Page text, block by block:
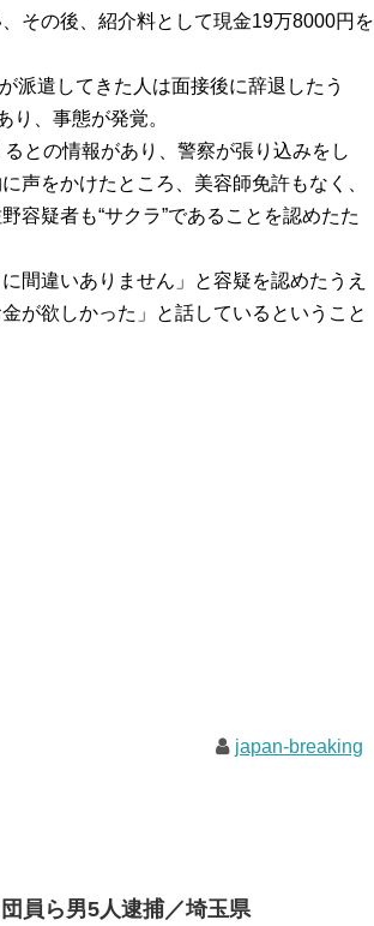
その後、紹介料として現金19万8000円を
派遣してきた人は面接後に辞退したう
り、事態が発覚。
との情報があり、警察が張り込みをし
声をかけたところ、美容師免許もなく、
容疑者も“サクラ”であることを認めたた
間違いありません」と容疑を認めたうえ
が欲しかった」と話しているということ
japan-breaking
員ら男5人逮捕／埼玉県